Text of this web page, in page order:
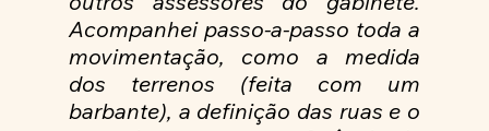
Acompanhei passo-a-passo toda a
movimentação, como a medida
dos terrenos (feita com um
barbante), a definição das ruas e o